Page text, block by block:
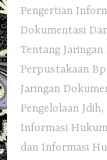
Pengertian
Dokumentasi
Tentang
Perpustakaan
Jaringan
Pengelolaan Jdih,
Informasi
dan Informasi